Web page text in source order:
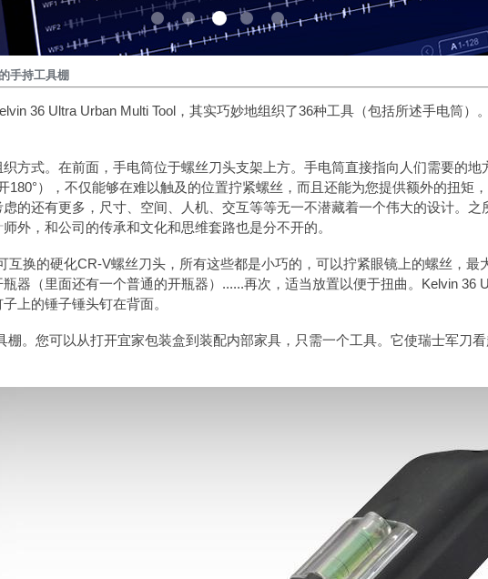
手持工具棚
36 Ultra Urban Multi Tool，其实巧妙地组织了36种工具（包括所述手电筒）。
方式。在前面，手电筒位于螺丝刀头支架上方。手电筒直接指向人们需要的地
180°），不仅能够在难以触及的位置拧紧螺丝，而且还能为您提供额外的扭矩
的还有更多，尺寸、空间、人机、交互等等无一不潜藏着一个伟大的设计。
师外，和公司的传承和文化和思维套路也是分不开的。
互换的硬化CR-V螺丝刀头，所有这些都是小巧的，可以拧紧眼镜上的螺丝，
器（里面还有一个普通的开瓶器）......再次，适当放置以便于扭曲。Kelvin 36
上的锤子锤头钉在背面。
棚。您可以从打开宜家包装盒到装配内部家具，只需一个工具。它使瑞士军刀看